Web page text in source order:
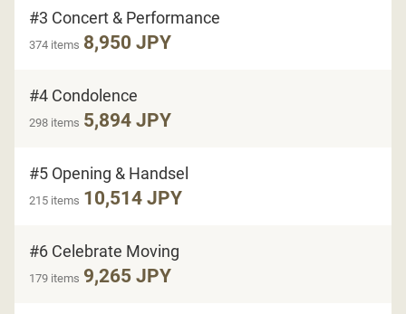
#3 Concert & Performance
374 items 8,950 JPY
#4 Condolence
298 items 5,894 JPY
#5 Opening & Handsel
215 items 10,514 JPY
#6 Celebrate Moving
179 items 9,265 JPY